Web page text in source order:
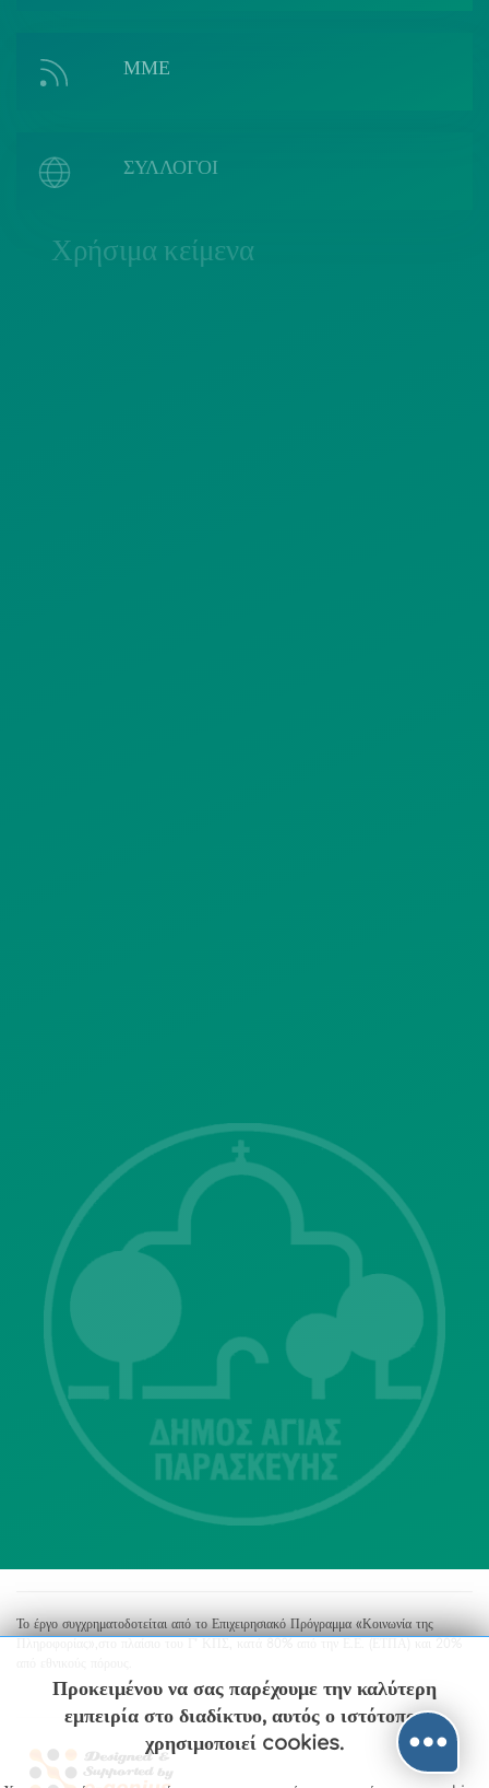
ΜΜΕ
ΣΥΛΛΟΓΟΙ
Χρήσιμα κείμενα
Λ. Μεσογείων 415-417 Τ.Κ.15343
Αγία Παρασκευή
213 2004500
dimos@agiaparaskevi.gr
Το έργο συγχρηματοδοτείται από το Επιχειρησιακό Πρόγραμμα «Κοινωνία της
Προκειμένου να σας παρέχουμε την καλύτερη
εμπειρία στο διαδίκτυο, αυτός ο ιστότοπος
χρησιμοποιεί cookies.